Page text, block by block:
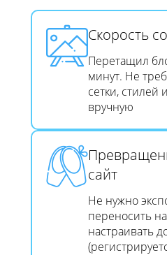
Скорость
Перетащил
минут. Не
сетки, стилей
вручную
сайт​​​​​​​
Не нужно
переносить
настраивать